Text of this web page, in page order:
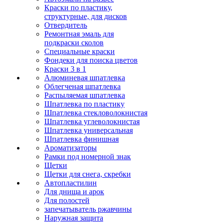
Краски по пластику,
структурные, для дисков
Отвердитель
Ремонтная эмаль для
подкраски сколов
Специальные краски
Фондеки для поиска цветов
Краски 3 в 1
Алюминевая шпатлевка
Облегченая шпатлевка
Распыляемая шпатлевка
Шпатлевка по пластику
Шпатлевка стекловолокнистая
Шпатлевка углеволокнистая
Шпатлевка универсальная
Шпатлевка финишная
Ароматизаторы
Рамки под номерной знак
Щетки
Щетки для снега, скребки
Автопластилин
Для днища и арок
Для полостей
запечатыватель ржавчины
Наружная защита